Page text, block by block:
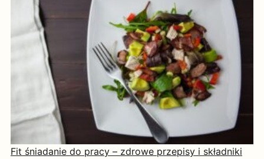
Fit śniadanie do pracy – zdrowe przepisy i składniki